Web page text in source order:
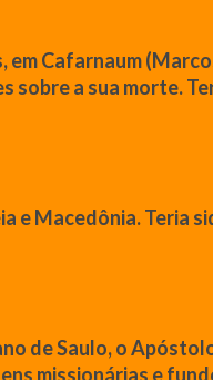
Cafarnaum
sobre a sua morte.
e Macedônia. Teria
de Saulo, o
missionárias e